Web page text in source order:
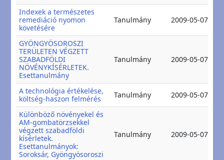
Indexek a természetes
remediáció nyomon
követésére
Tanulmány 2009-05-07
GYÖNGYÖSOROSZI
TERÜLETEN VÉGZETT
SZABADFÖLDI
NÖVÉNYKÍSÉRLETEK.
Esettanulmány
Tanulmány 2009-05-07
A technológia értékelése,
költség-haszon felmérés
Tanulmány 2009-05-07
Különböző növényekel és
AM-gombatörzsekkel
végzett szabadföldi
kísérletek.
Esettanulmányok:
Soroksár, Gyöngyösoroszi
Tanulmány 2009-05-07